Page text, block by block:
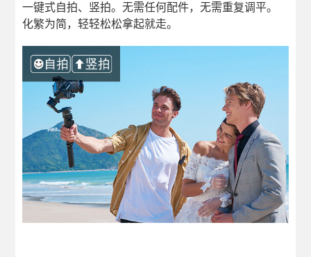
一键式自拍、竖拍。无需任何配件，无需重复调平。
化繁为简，轻轻松松拿起就走。